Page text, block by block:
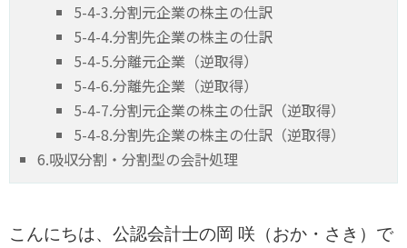
5-4-3.分割元企業の株主の仕訳
5-4-4.分割先企業の株主の仕訳
5-4-5.分離元企業（逆取得）
5-4-6.分離先企業（逆取得）
5-4-7.分割元企業の株主の仕訳（逆取得）
5-4-8.分割先企業の株主の仕訳（逆取得）
6.吸収分割・分割型の会計処理
こんにちは、公認会計士の岡 咲（おか・さき）で